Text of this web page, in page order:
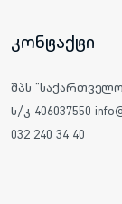
კონტაქტი
შპს
ს/კ 406037550
032 240 34 40